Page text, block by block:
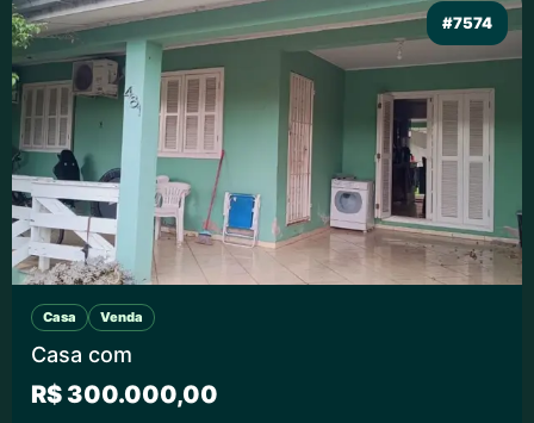
#7574
Casa Venda
Casa com
R$ 300.000,00